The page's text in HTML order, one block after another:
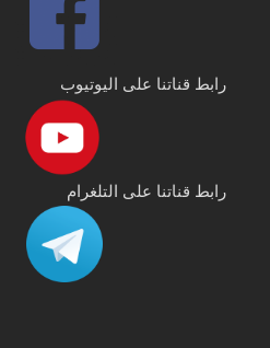
رابط قناتنا على اليوتيوب
رابط قناتنا على التلغرام